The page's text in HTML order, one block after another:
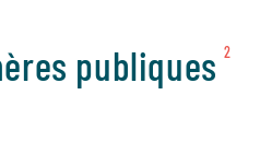
publiques 2